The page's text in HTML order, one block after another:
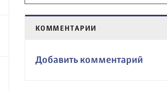
КОММЕНТАРИИ
Добавить комментарий